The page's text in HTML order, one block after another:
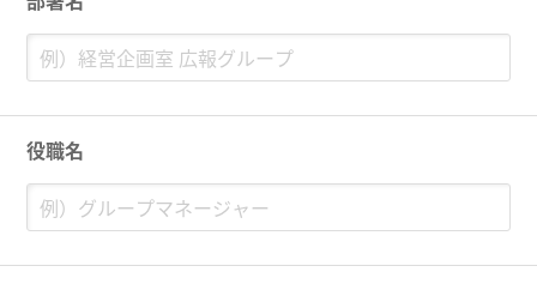
役職名